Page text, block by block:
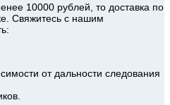
10000 рублей, то доставка по
Свяжитесь с нашим
от дальности следования